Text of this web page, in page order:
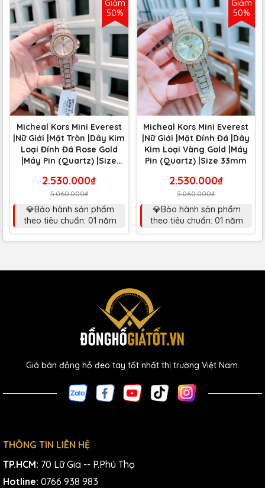
Giảm
50%
Micheal Kors Mini Everest
|Nữ Giới |Mặt Tròn |Dây Kim
Loại Đính Đá Rose Gold
|Máy Pin (Quartz) |Size
2.530.000₫
5.060.000₫
💎Bảo hành sản phẩm
theo tiêu chuẩn: 01 năm
Giảm
50%
Micheal Kors Mini Everest
|Nữ Giới |Mặt Đính Đá |Dây
Kim Loại Vàng Gold |Máy
Pin (Quartz) |Size 33mm
2.530.000₫
5.060.000₫
💎Bảo hành sản phẩm
theo tiêu chuẩn: 01 năm
Giá bán đồng hồ đeo tay tốt nhất thị trường Việt Nam.
THÔNG TIN LIÊN HỆ
TP.HCM: 70 Lữ Gia -- P.Phú Thọ
Hotline: 0766 938 983